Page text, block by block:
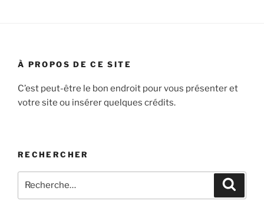
À PROPOS DE CE SITE
C’est peut-être le bon endroit pour vous présenter et
votre site ou insérer quelques crédits.
RECHERCHER
pour